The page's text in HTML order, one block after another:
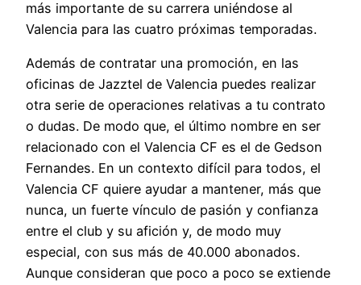
más importante de su carrera uniéndose al
Valencia para las cuatro próximas temporadas.
Además de contratar una promoción, en las
oficinas de Jazztel de Valencia puedes realizar
otra serie de operaciones relativas a tu contrato
o dudas. De modo que, el último nombre en ser
relacionado con el Valencia CF es el de Gedson
Fernandes. En un contexto difícil para todos, el
Valencia CF quiere ayudar a mantener, más que
nunca, un fuerte vínculo de pasión y confianza
entre el club y su afición y, de modo muy
especial, con sus más de 40.000 abonados.
Aunque consideran que poco a poco se extiende